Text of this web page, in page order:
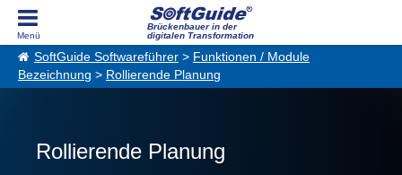
Brückenbauer in der
digitalen Transformation
SoftGuide Softwareführer > Funktionen / Module
Bezeichnung > Rollierende Planung
Rollierende Planung